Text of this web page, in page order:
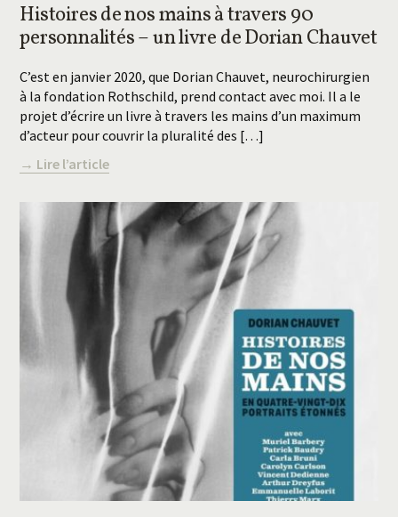
Histoires de nos mains à travers 90
personnalités – un livre de Dorian Chauvet
C’est en janvier 2020, que Dorian Chauvet, neurochirurgien
à la fondation Rothschild, prend contact avec moi. Il a le
projet d’écrire un livre à travers les mains d’un maximum
d’acteur pour couvrir la pluralité des […]
→ Lire l’article